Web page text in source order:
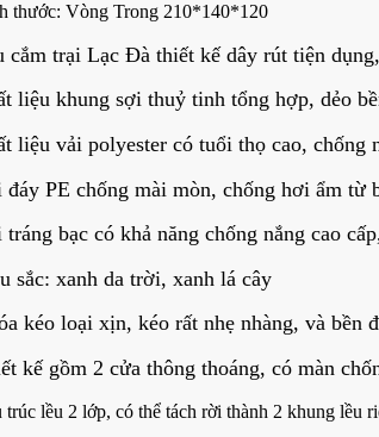
thước: Vòng Trong 210*140*120
cắm trại Lạc Đà thiết kế dây rút tiện
liệu khung sợi thuỷ tinh tổng hợp, dẻo
liệu vải polyester có tuổi thọ cao, chống
đáy PE chống mài mòn, chống hơi ẩm từ
tráng bạc có khả năng chống nắng cao
sắc: xanh da trời, xanh lá cây
kéo loại xịn, kéo rất nhẹ nhàng, và bền
kế gồm 2 cửa thông thoáng, có màn
trúc lều 2 lớp, có thể tách rời thành 2 khung lều